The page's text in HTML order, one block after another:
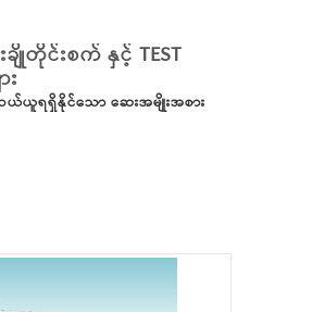
ျိုတိုင်းစက် နှင့် TEST
း
ရရှိနိုင်သော ဆေးအမျိုးအစား